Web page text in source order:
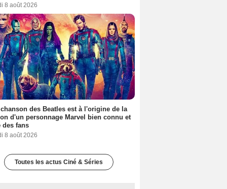
8 août 2026
chanson des Beatles est à l'origine de la
d'un personnage Marvel bien connu et
des fans
8 août 2026
Toutes les actus Ciné & Séries